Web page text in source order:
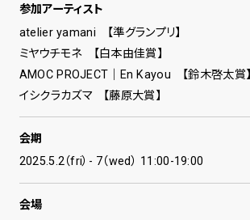
参加アーティスト
atelier yamani 【準グランプリ】
ミヤウチモネ 【白本由佳賞】
AMOC PROJECT｜En Kayou 【鈴木啓太賞】
イシクラカズマ 【藤原大賞】
会期
2025.5.2（fri）- 7（wed） 11:00-19:00
会場